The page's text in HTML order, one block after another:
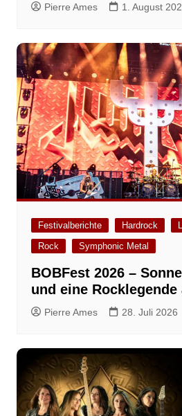
Pierre Ames 1. August
Festivalberichte Hardrock
Rock
Symphonic Metal
BOBFest 2026 –
und eine
Pierre Ames 28. Juli 2026